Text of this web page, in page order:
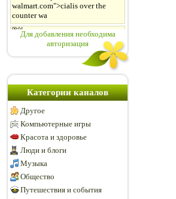
Для добавления необходима
авторизация
Категории каналов
Другое
Компьютерные игры
Красота и здоровье
Люди и блоги
Музыка
Общество
Путешествия и события